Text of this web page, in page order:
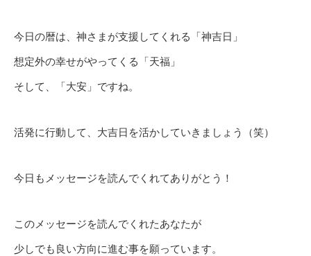
今日の暦は、神さまが支援してくれる「神吉日」
想定外の幸せがやってくる「天福」
そして、「大安」ですね。
活発に行動して、大吉日を活かしていきましょう（笑）
今日もメッセージを読んでくれてありがとう！
このメッセージを読んでくれたあなたが
少しでも良い方向に進む事を願っています。